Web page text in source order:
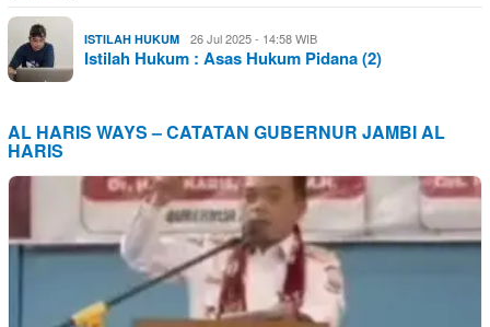
ISTILAH HUKUM 26 Jul 2025 - 14:58 WIB
Istilah Hukum : Asas Hukum Pidana (2)
AL HARIS WAYS – CATATAN GUBERNUR JAMBI AL
HARIS